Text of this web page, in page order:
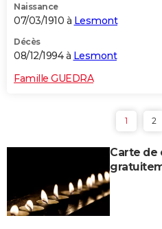
Naissance
07/03/1910 à Lesmont
Décès
08/12/1994 à Lesmont
Famille GUEDRA
1 2
Carte de